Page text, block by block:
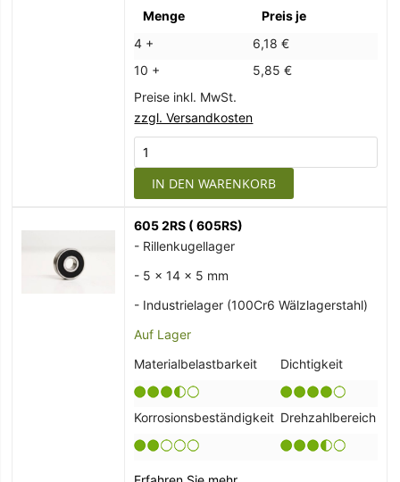
Menge
Preis je
4 +
6,18 €
10 +
5,85 €
Preise inkl. MwSt.
zzgl. Versandkosten
IN DEN WARENKORB
605 2RS ( 605RS)
- Rillenkugellager
- 5 x 14 x 5 mm
- Industrielager (100Cr6 Wälzlagerstahl)
Auf Lager
Materialbelastbarkeit
Dichtigkeit
Korrosionsbeständigkeit Drehzahlbereich